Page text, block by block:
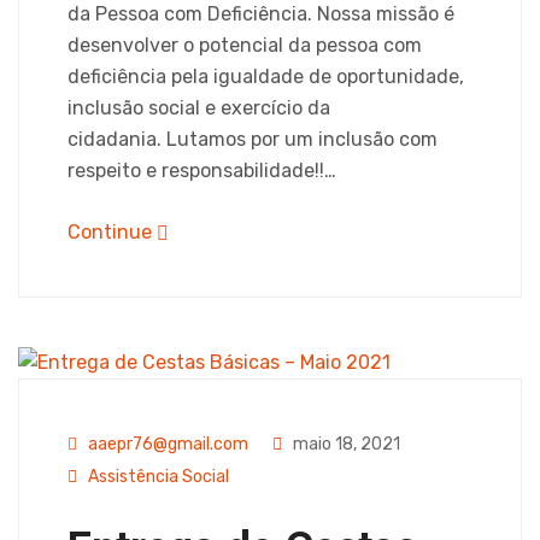
CONTATO
X
da Pessoa com Deficiência. Nossa missão é
desenvolver o potencial da pessoa com
deficiência pela igualdade de oportunidade,
inclusão social e exercício da
cidadania. Lutamos por um inclusão com
respeito e responsabilidade!!…
Continue
aaepr76@gmail.com
maio 18, 2021
Assistência Social